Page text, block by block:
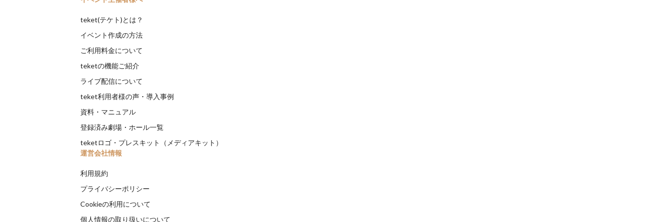
teket(テケト)とは？
イベント作成の方法
ご利用料金について
teketの機能ご紹介
ライブ配信について
teket利用者様の声・導入事例
資料・マニュアル
登録済み劇場・ホール一覧
teketロゴ・プレスキット（メディアキット）
運営会社情報
利用規約
プライバシーポリシー
Cookieの利用について
個人情報の取り扱いについて